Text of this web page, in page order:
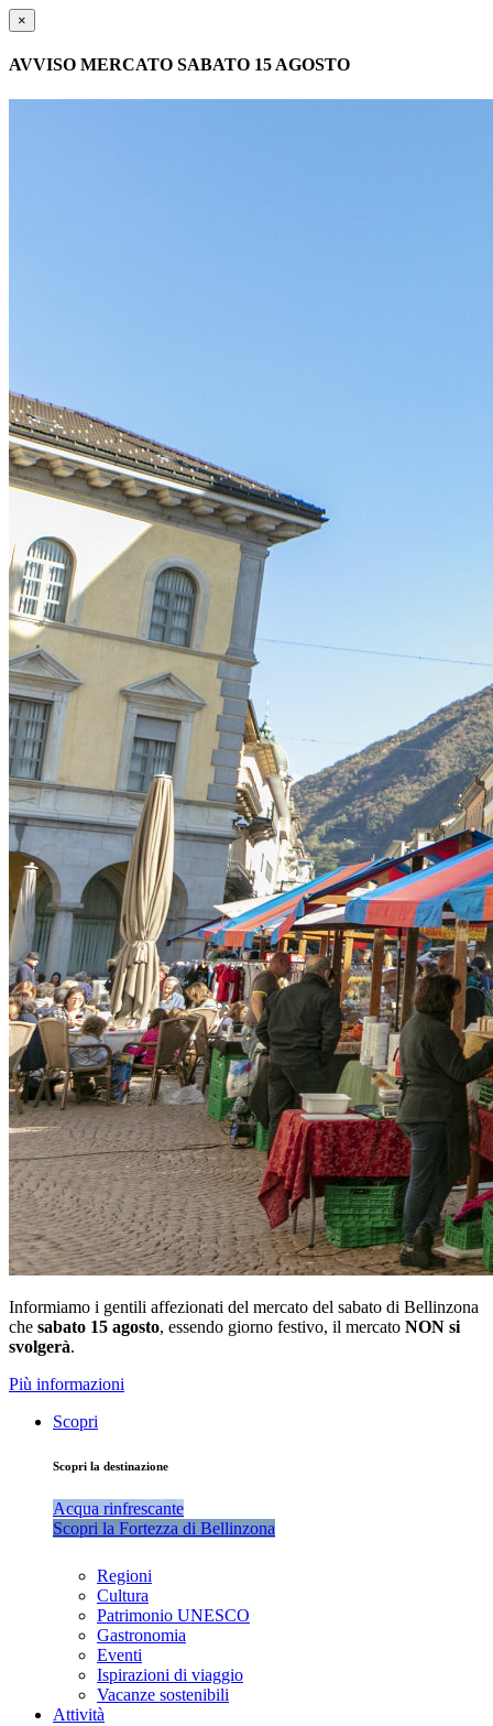
×
AVVISO MERCATO SABATO 15 AGOSTO
Informiamo i gentili affezionati del mercato del sabato di Bellinzona
che sabato 15 agosto, essendo giorno festivo, il mercato NON si
svolgerà.
Più informazioni
Scopri
Scopri la destinazione
Acqua rinfrescante
Scopri la Fortezza di Bellinzona
Regioni
Cultura
Patrimonio UNESCO
Gastronomia
Eventi
Ispirazioni di viaggio
Vacanze sostenibili
Attività